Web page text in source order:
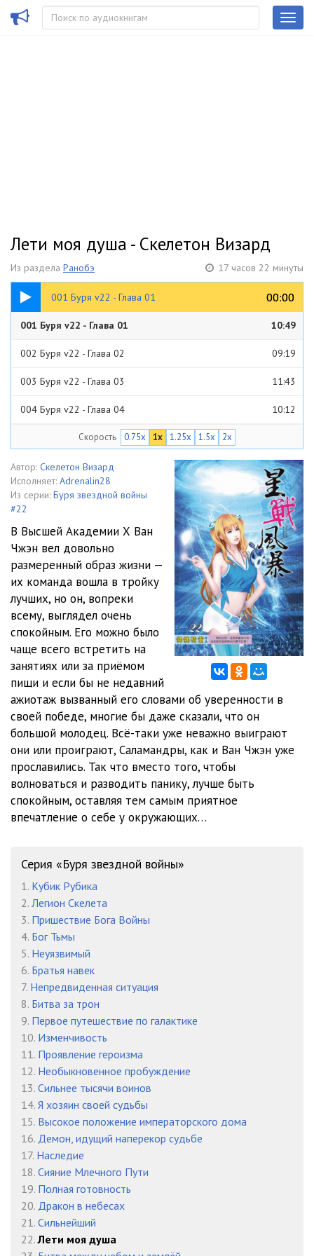
Лети моя душа - Скелетон Визард
Из раздела Ранобэ 17 часов 22 минуты
001 Буря v22 - Глава 01 00:00
00:00
10:49
001 Буря v22 - Глава 01 10:49
002 Буря v22 - Глава 02 09:19
003 Буря v22 - Глава 03 11:43
004 Буря v22 - Глава 04 10:12
005 Буря v22 - Глава 05
006 Буря v22 - Глава 06 18:27
007 Буря v22 - Глава 07 09:36
08:47
009 Буря v22 - Глава 09 10:37
010 Буря v22 - Глава 10 10:01
011 Буря v22 - Глава 11 09:41
012 Буря v22 - Глава 12 09:04
013 Буря v22 - Глава 13
014 Буря v22 - Глава 14
015 Буря v22 - Глава 15
016 Буря v22 - Глава 16 08:42
017 Буря v22 - Глава 17
018 Буря v22 - Глава 18
020 Буря v22 - Глава 20
021 Буря v22 - Глава 21
022 Буря v22 - Глава 22
023 Буря v22 - Глава 23
024 Буря v22 - Глава 24
025 Буря v22 - Глава 25
026 Буря v22 - Глава 26
027 Буря v22 - Глава 27
028 Буря v22 - Глава 28
029 Буря v22 - Глава 29
030 Буря v22 - Глава 30
031 Буря v22 - Глава 31
032 Буря v22 - Глава 32
033 Буря v22 - Глава 33
034 Буря v22 - Глава 34
Скорость 0.75x 1x 1.25x 1.5x 2x
Автор: Скелетон Визард
Исполняет: Adrenalin28
Из серии: Буря звездной войны
#22
В Высшей Академии Х Ван
Чжэн вел довольно
размеренный образ жизни —
их команда вошла в тройку
лучших, но он, вопреки
всему, выглядел очень
спокойным. Его можно было
чаще всего встретить на
занятиях или за приёмом
пищи и если бы не недавний
ажиотаж вызванный его словами об уверенности в
своей победе, многие бы даже сказали, что он
большой молодец. Всё-таки уже неважно выиграют
они или проиграют, Саламандры, как и Ван Чжэн уже
прославились. Так что вместо того, чтобы
волноваться и разводить панику, лучше быть
спокойным, оставляя тем самым приятное
впечатление о себе у окружающих…
Серия «Буря звездной войны»
1. Кубик Рубика
2. Легион Скелета
3. Пришествие Бога Войны
4. Бог Тьмы
5. Неуязвимый
6. Братья навек
7. Непредвиденная ситуация
8. Битва за трон
9. Первое путешествие по галактике
10. Изменчивость
11. Проявление героизма
12. Необыкновенное пробуждение
13. Сильнее тысячи воинов
14. Я хозяин своей судьбы
15. Высокое положение императорского дома
16. Демон, идущий наперекор судьбе
17. Наследие
18. Сияние Млечного Пути
19. Полная готовность
20. Дракон в небесах
21. Сильнейший
22. Лети моя душа